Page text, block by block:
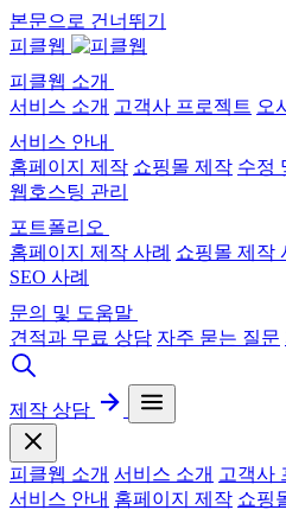
본문으로 건너뛰기
피클웹
피클웹 소개
서비스 소개 고객사 프로젝트 오
서비스 안내
홈페이지 제작 쇼핑몰 제작 수정
웹호스팅 관리
포트폴리오
홈페이지 제작 사례 쇼핑몰 제작
SEO 사례
문의 및 도움말
견적과 무료 상담 자주 묻는 질문
제작 상담
피클웹 소개 서비스 소개 고객사
서비스 안내 홈페이지 제작 쇼핑